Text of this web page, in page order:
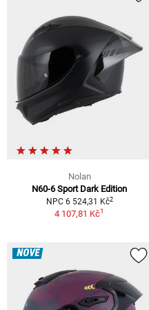
Nolan
N60-6 Sport Dark Edition
NPC 6 524,31 Kč2
4 107,81 Kč1
NOVÉ